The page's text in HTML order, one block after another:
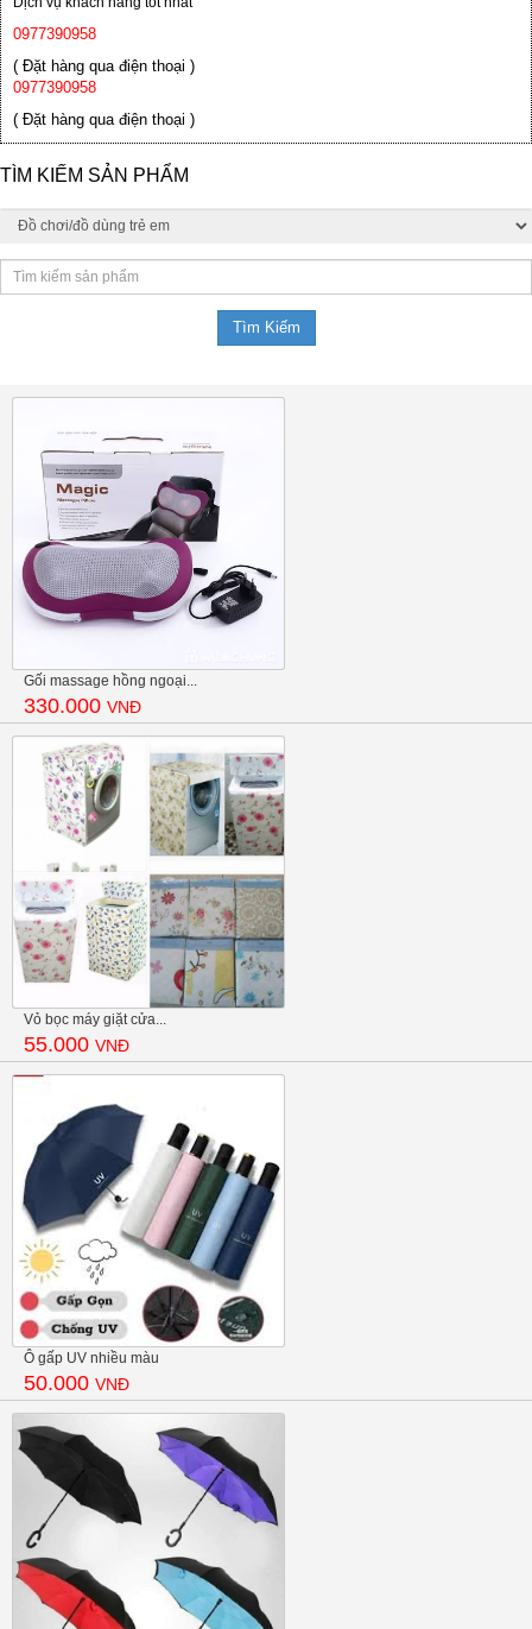
0977390958
( Đặt hàng qua điện thoại )
0977390958
( Đặt hàng qua điện thoại )
TÌM KIẾM SẢN PHẨM
Gối massage hồng ngoại...
330.000 VNĐ
Vỏ bọc máy giặt cửa...
55.000 VNĐ
Ô gấp UV nhiều màu
50.000 VNĐ